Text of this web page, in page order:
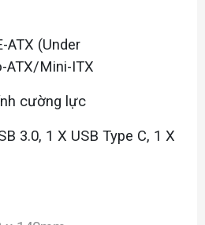
ATX (Under
ATX/Mini-ITX
cường lực
3.0, 1 X USB Type C, 1 X